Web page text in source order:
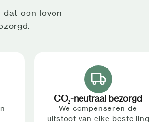
dat een leven
CO₂-neutraal bezorgd
We compenseren de
uitstoot van elke bestelling